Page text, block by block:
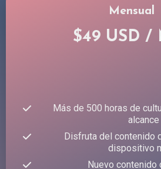
Mensual
$49 USD /
Más de 500 horas de
alcance
Disfruta del contenido
dispositivo
Nuevo contenido